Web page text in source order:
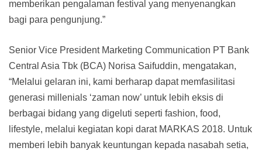
memberikan pengalaman festival yang menyenangkan
bagi para pengunjung.”
Senior Vice President Marketing Communication PT Bank
Central Asia Tbk (BCA) Norisa Saifuddin, mengatakan,
“Melalui gelaran ini, kami berharap dapat memfasilitasi
generasi millenials ‘zaman now’ untuk lebih eksis di
berbagai bidang yang digeluti seperti fashion, food,
lifestyle, melalui kegiatan kopi darat MARKAS 2018. Untuk
memberi lebih banyak keuntungan kepada nasabah setia,